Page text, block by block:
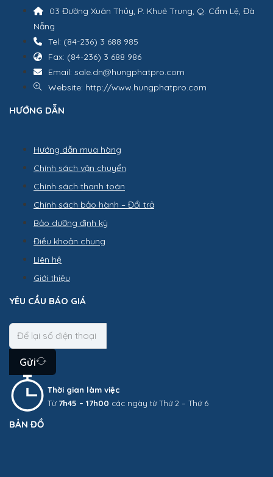
03 Đường Xuân Thủy, P. Khuê Trung, Q. Cẩm Lệ, Đà
Nẵng
Tel: (84-236) 3 688 985
Fax: (84-236) 3 688 986
Email: sale.dn@hungphatpro.com
Website: http://www.hungphatpro.com
HƯỚNG DẪN
Hướng dẫn mua hàng
Chính sách vận chuyển
Chính sách thanh toán
Chính sách bảo hành – Đổi trả
Bảo dưỡng định kỳ
Điều khoản chung
Liên hệ
Giới thiệu
YÊU CẦU BÁO GIÁ
Gửi
Thời gian làm việc
Từ 7h45 – 17h00 các ngày từ Thứ 2 – Thứ 6
BẢN ĐỒ